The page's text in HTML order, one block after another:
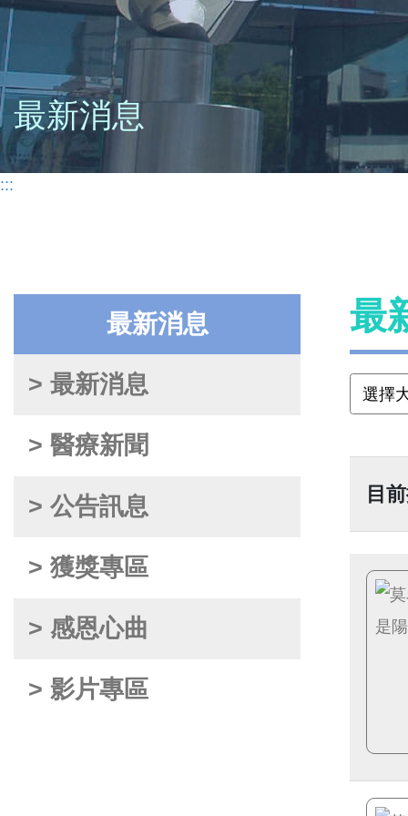
最新消息
:::
最新消息
> 最新消息
> 醫療新聞
> 公告訊息
> 獲獎專區
> 感恩心曲
> 影片專區
最
目